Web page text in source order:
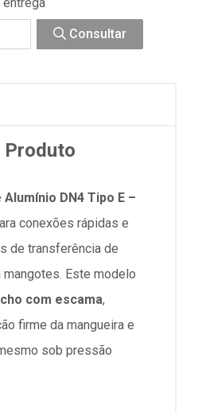
Consultar
Produto
Alumínio DN4 Tipo E –
conexões rápidas e
de transferência de
Este modelo
com escama,
firme da mangueira e
sob pressão